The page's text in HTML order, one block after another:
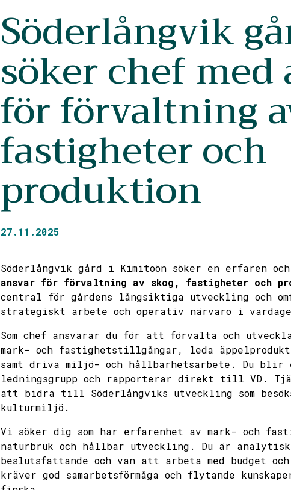
Söderlångvik
söker chef med
för förvaltning
fastigheter och
produktion
27.11.2025
Söderlångvik gård i Kimitoön söker en erfaren och
ansvar för förvaltning av skog, fastigheter och
central för gårdens långsiktiga utveckling och
strategiskt arbete och operativ närvaro i
Som chef ansvarar du för att förvalta och utveckla
mark- och fastighetstillgångar, leda
samt driva miljö- och hållbarhetsarbete. Du blir
ledningsgrupp och rapporterar direkt till VD.
att bidra till Söderlångviks utveckling som
kulturmiljö.
Vi söker dig som har erfarenhet av mark- och
naturbruk och hållbar utveckling. Du är
beslutsfattande och van att arbeta med budget
kräver god samarbetsförmåga och flytande